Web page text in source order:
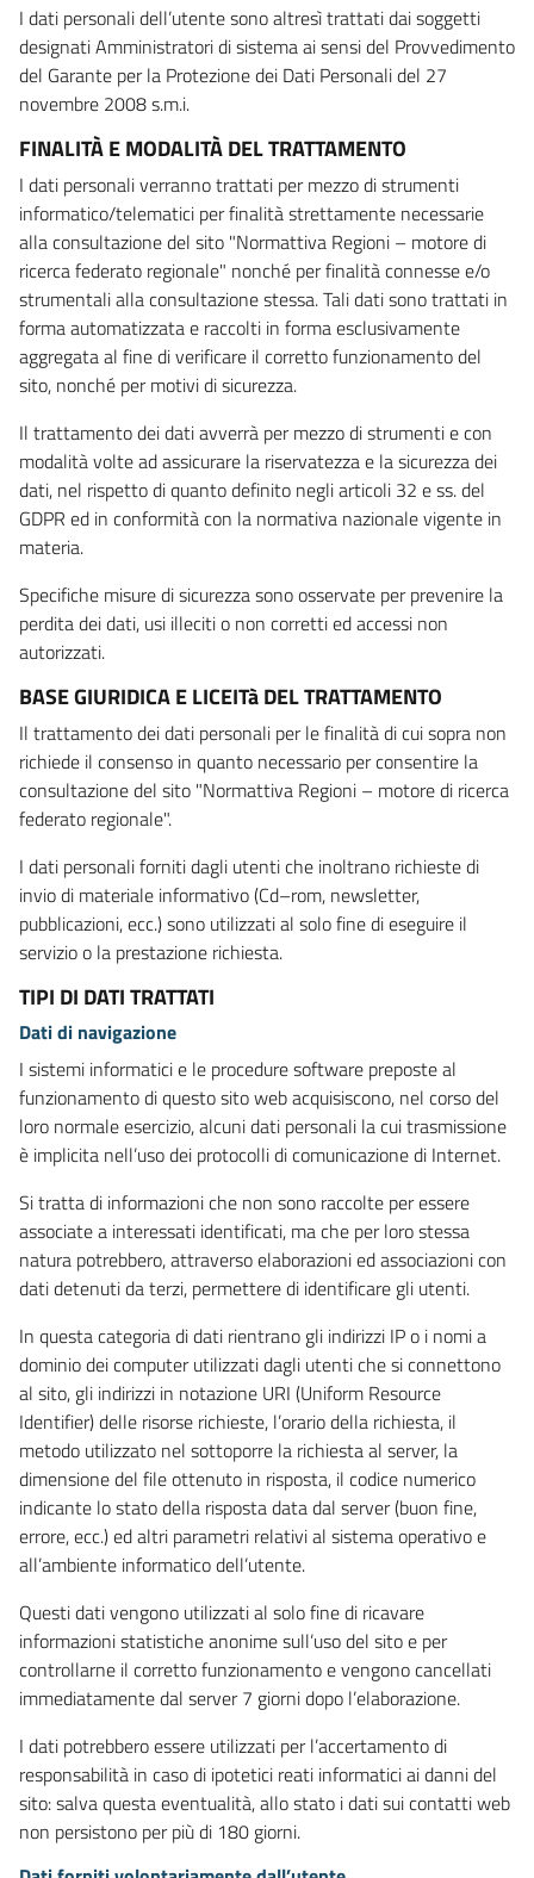
I dati personali dell’utente sono altresì trattati dai soggetti
designati Amministratori di sistema ai sensi del Provvedimento
del Garante per la Protezione dei Dati Personali del 27
novembre 2008 s.m.i.
FINALITÀ E MODALITÀ DEL TRATTAMENTO
I dati personali verranno trattati per mezzo di strumenti
informatico/telematici per finalità strettamente necessarie
alla consultazione del sito "Normattiva Regioni – motore di
ricerca federato regionale" nonché per finalità connesse e/o
strumentali alla consultazione stessa. Tali dati sono trattati in
forma automatizzata e raccolti in forma esclusivamente
aggregata al fine di verificare il corretto funzionamento del
sito, nonché per motivi di sicurezza.
Il trattamento dei dati avverrà per mezzo di strumenti e con
modalità volte ad assicurare la riservatezza e la sicurezza dei
dati, nel rispetto di quanto definito negli articoli 32 e ss. del
GDPR ed in conformità con la normativa nazionale vigente in
materia.
Specifiche misure di sicurezza sono osservate per prevenire la
perdita dei dati, usi illeciti o non corretti ed accessi non
autorizzati.
BASE GIURIDICA E LICEITà DEL TRATTAMENTO
Il trattamento dei dati personali per le finalità di cui sopra non
richiede il consenso in quanto necessario per consentire la
consultazione del sito "Normattiva Regioni – motore di ricerca
federato regionale".
I dati personali forniti dagli utenti che inoltrano richieste di
invio di materiale informativo (Cd–rom, newsletter,
pubblicazioni, ecc.) sono utilizzati al solo fine di eseguire il
servizio o la prestazione richiesta.
TIPI DI DATI TRATTATI
Dati di navigazione
I sistemi informatici e le procedure software preposte al
funzionamento di questo sito web acquisiscono, nel corso del
loro normale esercizio, alcuni dati personali la cui trasmissione
è implicita nell’uso dei protocolli di comunicazione di Internet.
Si tratta di informazioni che non sono raccolte per essere
associate a interessati identificati, ma che per loro stessa
natura potrebbero, attraverso elaborazioni ed associazioni con
dati detenuti da terzi, permettere di identificare gli utenti.
In questa categoria di dati rientrano gli indirizzi IP o i nomi a
dominio dei computer utilizzati dagli utenti che si connettono
al sito, gli indirizzi in notazione URI (Uniform Resource
Identifier) delle risorse richieste, l’orario della richiesta, il
metodo utilizzato nel sottoporre la richiesta al server, la
dimensione del file ottenuto in risposta, il codice numerico
indicante lo stato della risposta data dal server (buon fine,
errore, ecc.) ed altri parametri relativi al sistema operativo e
all’ambiente informatico dell’utente.
Questi dati vengono utilizzati al solo fine di ricavare
informazioni statistiche anonime sull’uso del sito e per
controllarne il corretto funzionamento e vengono cancellati
immediatamente dal server 7 giorni dopo l’elaborazione.
I dati potrebbero essere utilizzati per l’accertamento di
responsabilità in caso di ipotetici reati informatici ai danni del
sito: salva questa eventualità, allo stato i dati sui contatti web
non persistono per più di 180 giorni.